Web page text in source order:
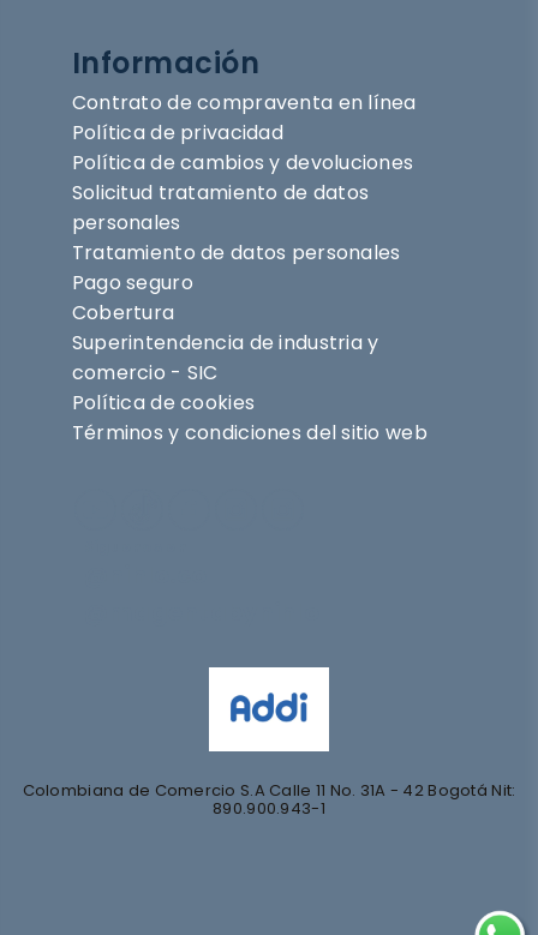
Información
Contrato de compraventa en línea
Política de privacidad
Política de cambios y devoluciones
Solicitud tratamiento de datos
personales
Tratamiento de datos personales
Pago seguro
Cobertura
Superintendencia de industria y
comercio - SIC
Política de cookies
Términos y condiciones del sitio web
Colombiana de Comercio S.A Calle 11 No. 31A - 42 Bogotá Nit:
890.900.943-1